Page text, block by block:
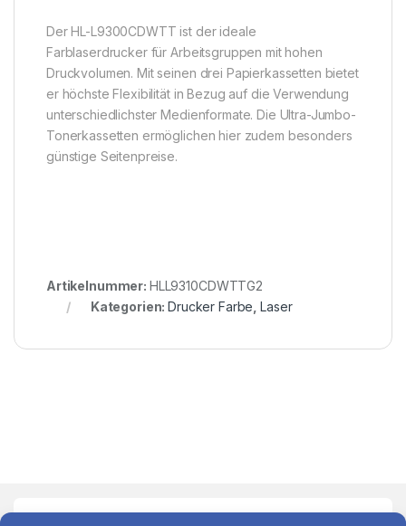
Der HL-L9300CDWTT ist der ideale
Farblaserdrucker für Arbeitsgruppen mit hohen
Druckvolumen. Mit seinen drei Papierkassetten bietet
er höchste Flexibilität in Bezug auf die Verwendung
unterschiedlichster Medienformate. Die Ultra-Jumbo-
Tonerkassetten ermöglichen hier zudem besonders
günstige Seitenpreise.
Artikelnummer: HLL9310CDWTTG2
Kategorien:Drucker Farbe ,Laser